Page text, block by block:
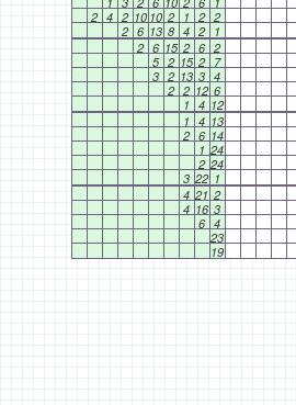
2 4 2 10 10 2 1 2 2
2 6 13 8 4 2
1
2 6 15 2 6 2
5 2 15 2 7
3 2 13 3 4
2 2 12 6
1 4 12
1 4 13
2 6 14
1 24
2 24
3 22 1
4 21 2
4 16 3
6 4
23
19